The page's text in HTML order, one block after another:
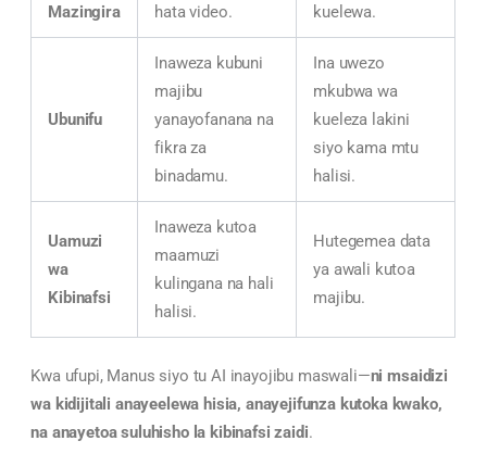
Mazingira
hata video.
kuelewa.
Ubunifu
Inaweza kubuni
majibu
yanayofanana na
fikra za
binadamu.
Ina uwezo
mkubwa wa
kueleza lakini
siyo kama mtu
halisi.
Uamuzi
wa
Kibinafsi
Inaweza kutoa
maamuzi
kulingana na hali
halisi.
Hutegemea data
ya awali kutoa
majibu.
Kwa ufupi, Manus siyo tu AI inayojibu maswali—ni msaidizi
wa kidijitali anayeelewa hisia, anayejifunza kutoka kwako,
na anayetoa suluhisho la kibinafsi zaidi.